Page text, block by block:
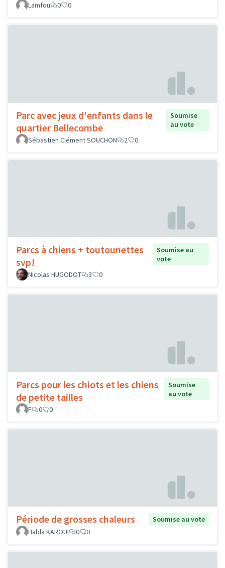
Lamfou 0 0
Parc avec jeux d'enfants dans le
quartier Bellecombe
Soumise
au vote
Sébastien Clément SOUCHON
2 0
Parcs à chiens + toutounettes
svp!
Soumise au
vote
Nicolas HUGODOT
3 0
Parcs pour les chiots et les chiens
de petite tailles
Soumise
au vote
F
0 0
Période de grosses chaleurs
Soumise au vote
Habla KAROUI
0 0